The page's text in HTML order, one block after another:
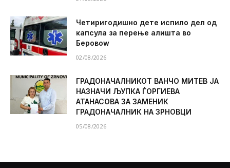
Четиригодишно дете испило дел од
капсула за перење алишта во
Беровоw
02/08/2026
ГРАДОНАЧАЛНИКОТ ВАНЧО МИТЕВ ЈА
НАЗНАЧИ ЉУПКА ЃОРГИЕВА
АТАНАСОВА ЗА ЗАМЕНИК
ГРАДОНАЧАЛНИК НА ЗРНОВЦИ
05/08/2026